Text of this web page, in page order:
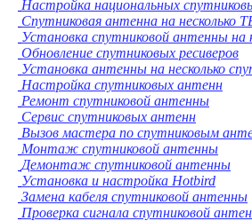
Настройка национальных
Спутниковая антенна на несколько
Установка спутниковой антенны на
Обновление спутниковых ресиверов
Установка антенны на несколько
Настройка спутниковых антенн
Ремонт спутниковой антенны
Сервис спутниковых антенн
Вызов мастера по спутниковым
Монтаж спутниковой антенны
Демонтаж спутниковой антенны
Установка и настройка Hotbird
Замена кабеля спутниковой антенны
Проверка сигнала спутниковой